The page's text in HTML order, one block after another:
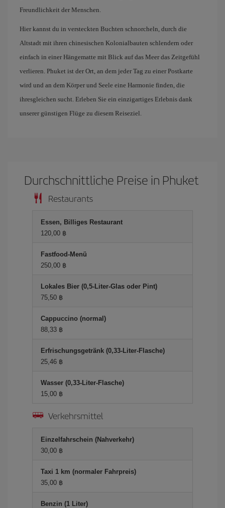
Freundlichkeit der Menschen.
Hier kannst du in versteckten Buchten schnorcheln, durch die
Altstadt mit ihren chinesischen Kolonialbauten schlendern oder
einfach in einer Hängematte mit Blick auf das Meer das Zeitgefühl
verlieren. Phuket ist der Ort, an dem jeder Tag zu einer Postkarte
wird und an dem Körper und Seele eine Harmonie finden, die
ihresgleichen sucht. Erleben Sie ein einzigartiges Erlebnis dank
unserer günstigen Flüge zu diesem Reiseziel.
Durchschnittliche Preise in Phuket
Restaurants
Essen, Billiges Restaurant
120,00 ฿
Fastfood-Menü
250,00 ฿
Lokales Bier (0,5-Liter-Glas oder Pint)
75,50 ฿
Cappuccino (normal)
88,33 ฿
Erfrischungsgetränk (0,33-Liter-Flasche)
25,46 ฿
Wasser (0,33-Liter-Flasche)
15,00 ฿
Verkehrsmittel
Einzelfahrschein (Nahverkehr)
30,00 ฿
Taxi 1 km (normaler Fahrpreis)
35,00 ฿
Benzin (1 Liter)